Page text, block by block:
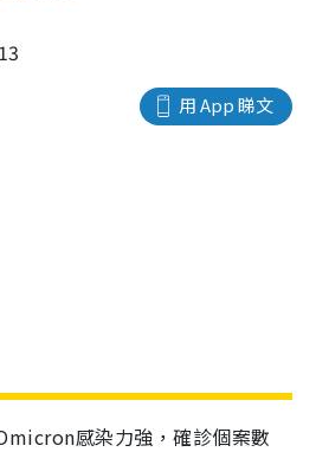
用 App 睇文
感染力強，確診個案數